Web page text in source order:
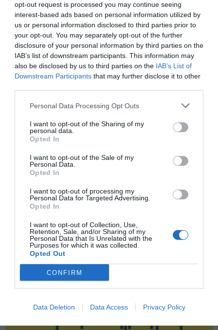
opt-out request is processed you may continue seeing
interest-based ads based on personal information utilized by
us or personal information disclosed to third parties prior to
your opt-out. You may separately opt-out of the further
disclosure of your personal information by third parties on the
IAB’s list of downstream participants. This information may
also be disclosed by us to third parties on the IAB’s List of
Downstream Participants that may further disclose it to other
Personal Data Processing Opt Outs
I want to opt-out of the Sharing of my
personal data.
Opted In
I want to opt-out of the Sale of my
Personal Data.
Opted In
I want to opt-out of processing my
Personal Data for Targeted Advertising.
Opted In
I want to opt-out of Collection, Use,
Retention, Sale, and/or Sharing of my
Personal Data that Is Unrelated with the
Purposes for which it was collected.
Opted Out
CONFIRM
Data Deletion Data Access Privacy Policy
Índex2P
MLS
actualidad del sector, además de ofrecer un recap de los
principales contratos de patrocinio cerrados en España,
Europa y Norteamérica en los últimos 30 días y una
entrevista con directores/as de las principales
marcas. Aquí puedes apuntarte gratis
Añadir2Playbookcomo fuente preferida de Google
de forma gratuita
Mantente informado con las últimas noticias de actualidad.
ACTIVAR AHORA
Compartir
Publicidad
2Playbook Club2P